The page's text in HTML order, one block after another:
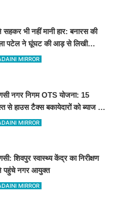
सहकर भी नहीं मानी हार: बनारस की
पटेल ने घूंघट की आड़ से लिखी
की नई इबारत"
MIRROR
नगर निगम OTS योजना: 15
से हाउस टैक्स बकायेदारों को ब्याज में
100% छूट
MIRROR
शिवपुर स्वास्थ्य केंद्र का निरीक्षण
पहुंचे नगर आयुक्त
MIRROR